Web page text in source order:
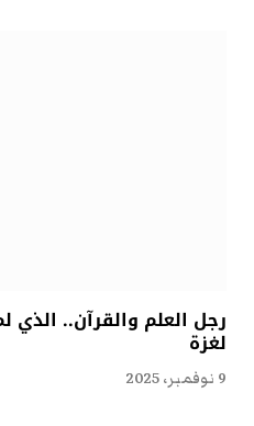
رجل العلم والقرآن..
لغزة
9 نوفمبر، 2025